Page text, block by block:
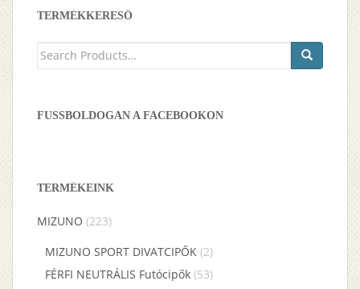
TERMÉKKERESŐ
Keresés
FUSSBOLDOGAN A FACEBOOKON
TERMÉKEINK
MIZUNO (223)
MIZUNO SPORT DIVATCIPŐK (2)
FÉRFI NEUTRÁLIS Futócipők (53)